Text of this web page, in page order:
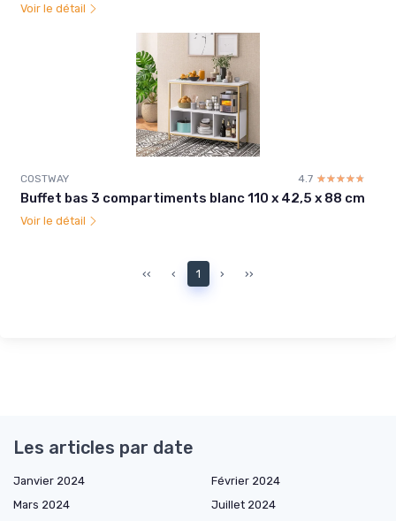
Voir le détail
COSTWAY 4.7 ☆☆☆☆☆
★★★★★
Buffet bas 3 compartiments blanc 110 x 42,5 x 88 cm
Voir le détail
‹‹ ‹ 1 › ››
Les articles par date
Janvier 2024
Février 2024
Mars 2024
Juillet 2024